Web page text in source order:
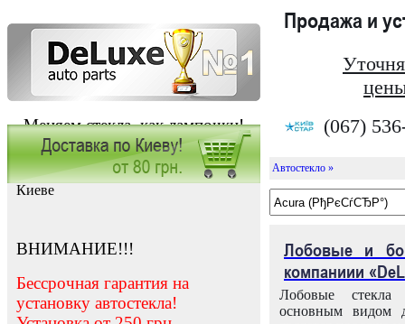
Меняем стекла, как лампочки!
Продажа и
(067)
Заказать установку автостекла в
Киеве
ВНИМАНИЕ!!!
Бессрочная гарантия на
установку автостекла!
Автостекло »
Лобовые и
компаниии
Лобовые
основным видом